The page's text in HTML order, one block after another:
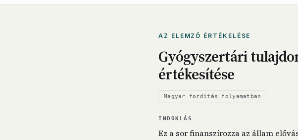
AZ ELEMZŐ ÉRTÉKELÉSE
Gyógyszertári
értékesítése
Magyar fordítás folyamatban
INDOKLÁS
Ez a sor finanszírozza az állam